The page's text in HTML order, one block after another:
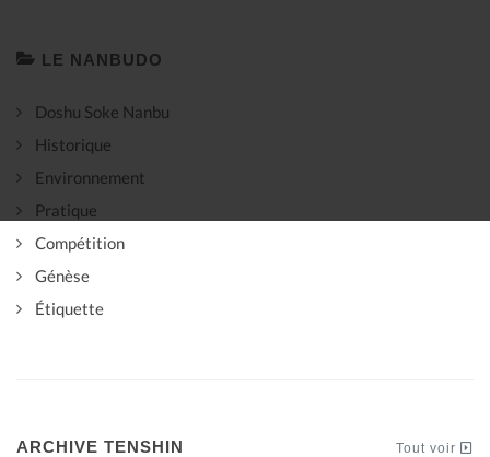
LE NANBUDO
Doshu Soke Nanbu
Historique
Environnement
Pratique
Compétition
Génèse
Étiquette
ARCHIVE TENSHIN Tout voir